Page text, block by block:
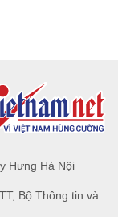
Hưng Hà Nội
Bộ Thông tin và